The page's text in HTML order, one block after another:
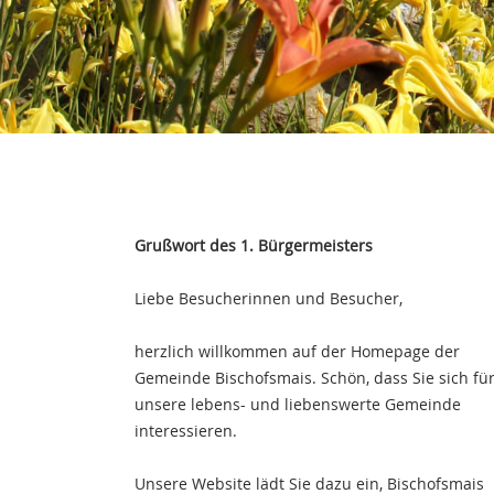
Grußwort des 1. Bürgermeisters
Liebe Besucherinnen und Besucher,
herzlich willkommen auf der Homepage der
Gemeinde Bischofsmais. Schön, dass Sie sich für
unsere lebens- und liebenswerte Gemeinde
interessieren.
Unsere Website lädt Sie dazu ein, Bischofsmais